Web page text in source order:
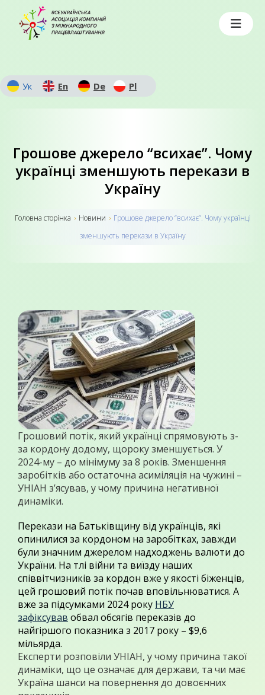
Ук En De Pl
Грошове джерело “всихає”. Чому
українці зменшують перекази в
Україну
Головна сторiнка › Новини › Грошове джерело “всихає”. Чому українці
зменшують перекази в Україну
Грошовий потік, який українці спрямовують з-
за кордону додому, щороку зменшується. У
2024-му – до мінімуму за 8 років. Зменшення
заробітків або остаточна асиміляція на чужині –
УНІАН з’ясував, у чому причина негативної
динаміки.
Перекази на Батьківщину від українців, які
опинилися за кордоном на заробітках, завжди
були значним джерелом надходжень валюти до
України. На тлі війни та виїзду наших
співвітчизників за кордон вже у якості біженців,
цей грошовий потік почав вповільнюватися. А
вже за підсумками 2024 року НБУ
зафіксував обвал обсягів переказів до
найгіршого показника з 2017 року – $9,6
мільярда.
Експерти розповіли УНІАН, у чому причина такої
динаміки, що це означає для держави, та чи має
Україна шанси на повернення до довоєнних